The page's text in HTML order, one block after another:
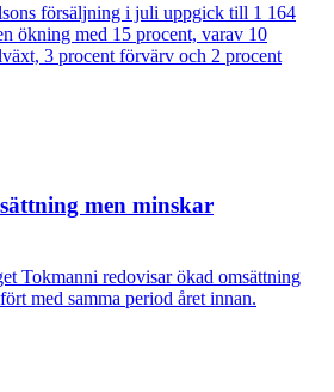
försäljning i juli uppgick till 1 164
ökning med 15 procent, varav 10
3 procent förvärv och 2 procent
men minskar
Tokmanni redovisar ökad omsättning
med samma period året innan.